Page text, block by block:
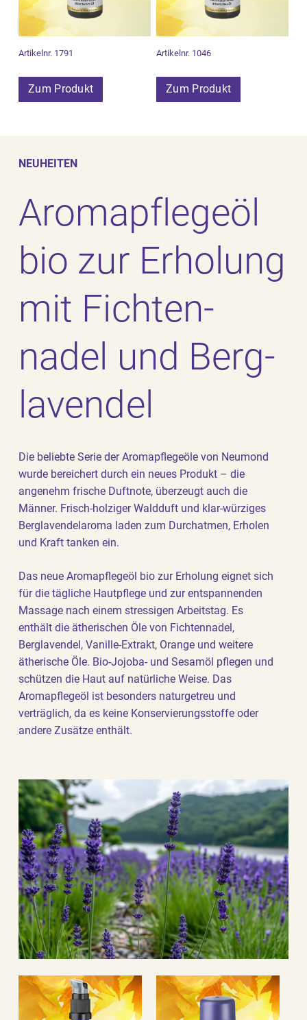
Artikelnr. 1791
Zum Produkt
Artikelnr. 1046
Zum Produkt
NEUHEITEN
Aromapflegeöl
bio zur Er­holung
mit Fichten­
nadel und Berg­
laven­del
Die beliebte Serie der Aromapflegeöle von Neumond
wurde bereichert durch ein neues Produkt – die
angenehm frische Duftnote, überzeugt auch die
Männer. Frisch-holziger Waldduft und klar-würziges
Berglavendelaroma laden zum Durchatmen, Erholen
und Kraft tanken ein.
Das neue Aromapflegeöl bio zur Erholung eignet sich
für die tägliche Hautpflege und zur entspannenden
Massage nach einem stressigen Arbeitstag. Es
enthält die ätherischen Öle von Fichtennadel,
Berglavendel, Vanille-Extrakt, Orange und weitere
ätherische Öle. Bio-Jojoba- und Sesamöl pflegen und
schützen die Haut auf natürliche Weise. Das
Aromapflegeöl ist besonders naturgetreu und
verträglich, da es keine Konservierungsstoffe oder
andere Zusätze enthält.